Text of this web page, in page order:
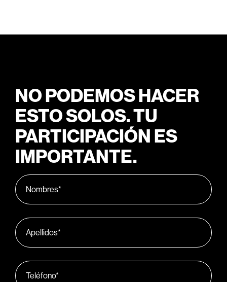
NO PODEMOS HACER
ESTO SOLOS. TU
PARTICIPACIÓN ES
IMPORTANTE.